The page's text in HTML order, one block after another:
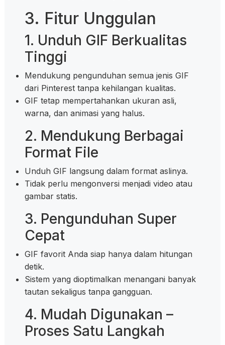
3. Fitur Unggulan
1. Unduh GIF Berkualitas
Tinggi
Mendukung pengunduhan semua jenis GIF
dari Pinterest tanpa kehilangan kualitas.
GIF tetap mempertahankan ukuran asli,
warna, dan animasi yang halus.
2. Mendukung Berbagai
Format File
Unduh GIF langsung dalam format aslinya.
Tidak perlu mengonversi menjadi video atau
gambar statis.
3. Pengunduhan Super
Cepat
GIF favorit Anda siap hanya dalam hitungan
detik.
Sistem yang dioptimalkan menangani banyak
tautan sekaligus tanpa gangguan.
4. Mudah Digunakan –
Proses Satu Langkah